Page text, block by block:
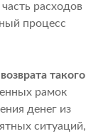
расходов
процесс
такого
рамок
денег из
ситуаций,